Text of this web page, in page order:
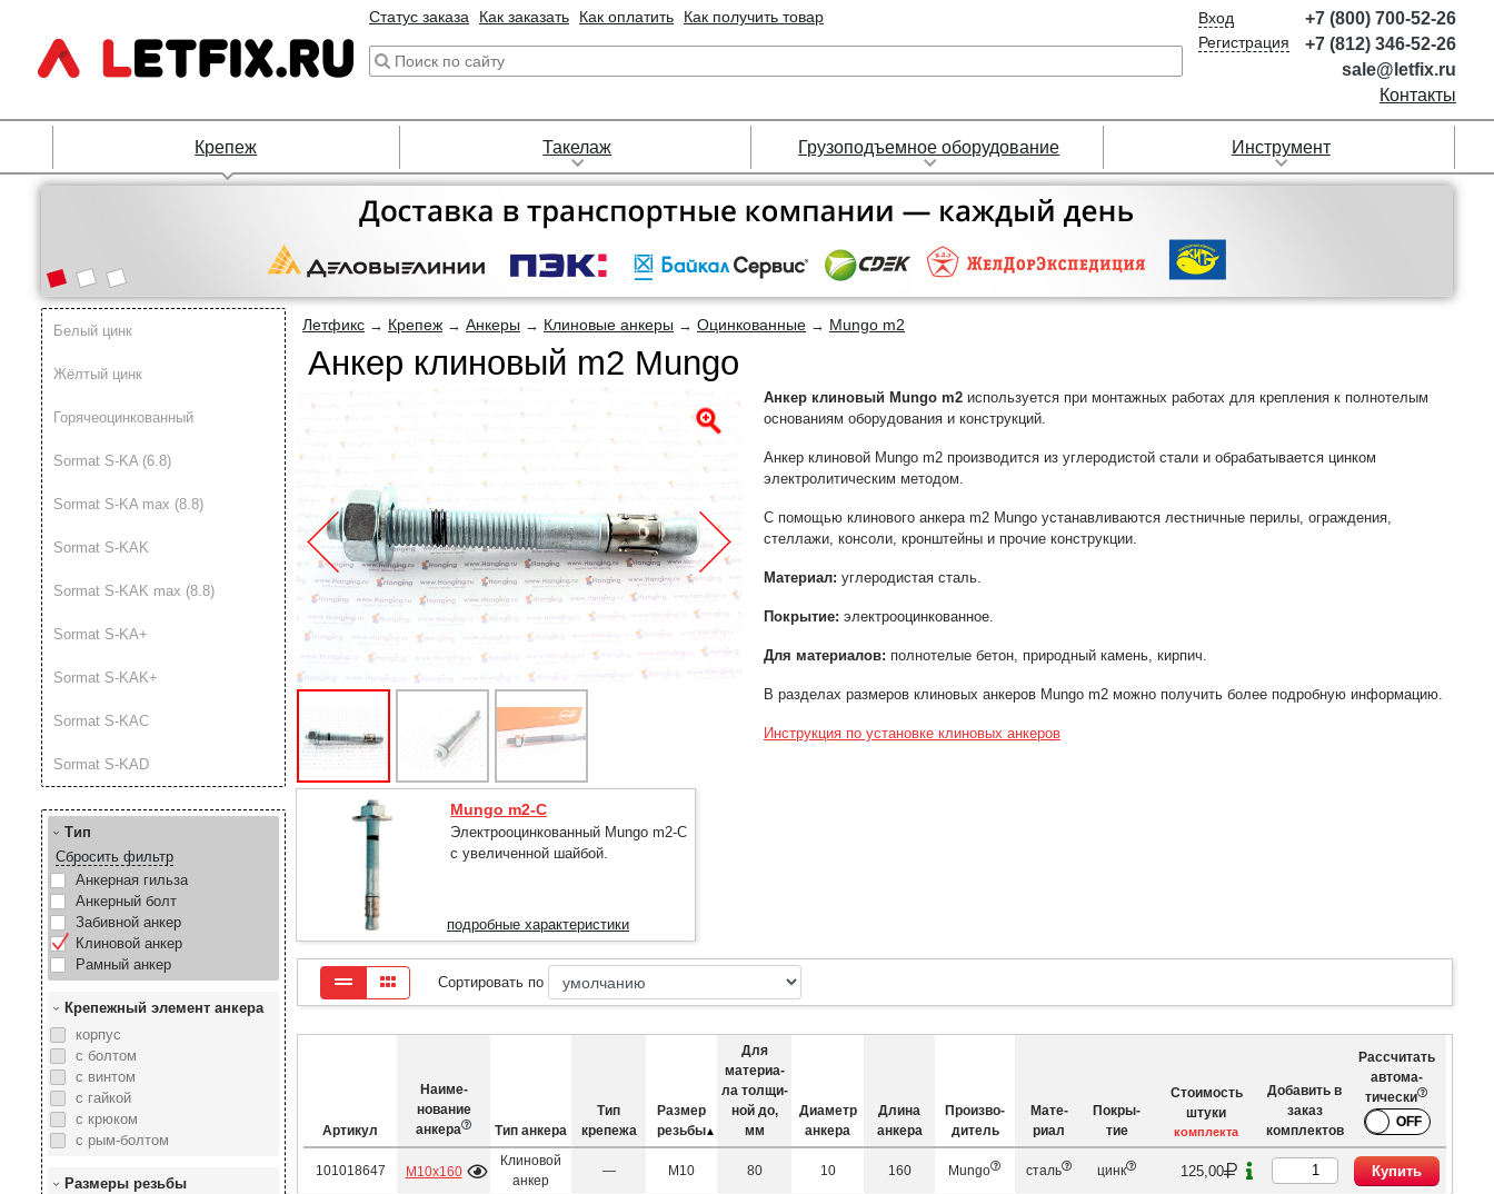
Статус заказа Как заказать Как оплатить Как получить товар
Вход
Регистрация
+7 (800) 700-52-26
+7 (812) 346-52-26
sale@letfix.ru
Контакты
Крепеж Такелаж Грузоподъемное оборудование Инструмент
Белый цинк
Жёлтый цинк
Горячеоцинкованный
Sormat S-KA (6.8)
Sormat S-KA max (8.8)
Sormat S-KAK
Sormat S-KAK max (8.8)
Sormat S-KA+
Sormat S-KAK+
Sormat S-KAC
Sormat S-KAD
Тип
Сбросить фильтр
Анкерная гильза
Анкерный болт
Забивной анкер
Клиновой анкер
Рамный анкер
Крепежный элемент анкера
корпус
с болтом
с винтом
с гайкой
с крюком
с рым-болтом
Размеры резьбы
Летфикс → Крепеж → Анкеры → Клиновые анкеры → Оцинкованные → Mungo m2
Анкер клиновый m2 Mungo
Анкер клиновый Mungo m2 используется при монтажных работах для крепления к полнотелым
основаниям оборудования и конструкций.
Анкер клиновой Mungo m2 производится из углеродистой стали и обрабатывается цинком
электролитическим методом.
С помощью клинового анкера m2 Mungo устанавливаются лестничные перилы, ограждения,
стеллажи, консоли, кронштейны и прочие конструкции.
Материал: углеродистая сталь.
Покрытие: электрооцинкованное.
Для материалов: полнотелые бетон, природный камень, кирпич.
В разделах размеров клиновых анкеров Mungo m2 можно получить более подробную информацию.
Инструкция по установке клиновых анкеров
Mungo m2-C
Электрооцинкованный Mungo m2-C
с увеличенной шайбой.
подробные характеристики
Сортировать по
Артикул
Наиме­
нование
анкера
Тип анкера
Тип
крепежа
Размер
резьбы
Для
материа­
ла толщи­
ной до,
мм
Диаметр
анкера
Длина
анкера
Произво­
дитель
Мате­
риал
Покры­
тие
Стоимость
штуки
комплекта
Добавить в
заказ
комплектов
Рассчитать
автома­
тически
101018647 М10х160
Клиновой
анкер
— М10 80 10 160 Mungo сталь цинк 125,00 Купить